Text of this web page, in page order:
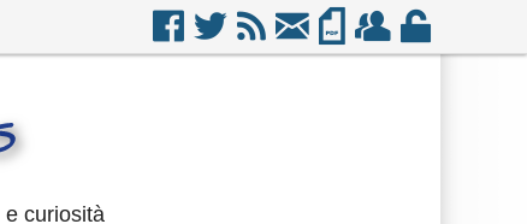
e curiosità